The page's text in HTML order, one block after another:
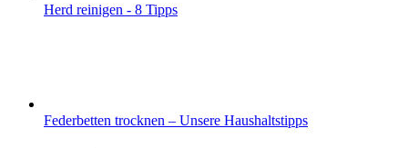
Herd reinigen - 8 Tipps
Federbetten trocknen – Unsere Haushaltstipps